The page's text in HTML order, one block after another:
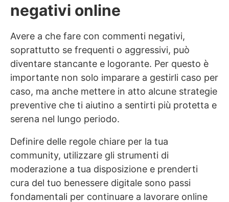
negativi online
Avere a che fare con commenti negativi,
soprattutto se frequenti o aggressivi, può
diventare stancante e logorante. Per questo è
importante non solo imparare a gestirli caso per
caso, ma anche mettere in atto alcune strategie
preventive che ti aiutino a sentirti più protetta e
serena nel lungo periodo.
Definire delle regole chiare per la tua
community, utilizzare gli strumenti di
moderazione a tua disposizione e prenderti
cura del tuo benessere digitale sono passi
fondamentali per continuare a lavorare online